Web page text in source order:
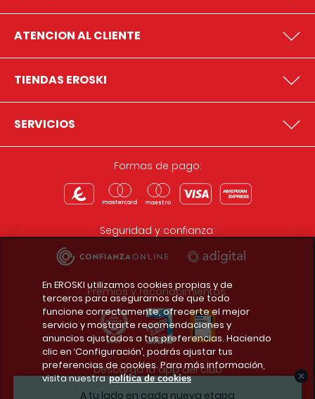
A tu lado en cada nueva etapa
ATENCION AL CLIENTE
TIENDAS EROSKI
SERVICIOS
Formas de pago:
Seguridad y confianza:
Premios y reconocimientos:
Descarga la app del club
En EROSKI utilizamos cookies propias y de
terceros para asegurarnos de que todo
funcione correctamente, ofrecerte el mejor
servicio y mostrarte recomendaciones y
anuncios ajustados a tus preferencias. Haciendo
clic en ‘Configuración’, podrás ajustar tus
preferencias de cookies. Para más información,
visita nuestra política de cookies